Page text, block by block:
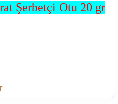
Şerbetçi Otu 20 gr